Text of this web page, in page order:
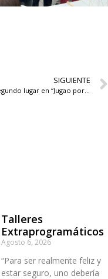
SIGUIENTE
Equipo de Debate recibe premio al segundo lugar en “Jugao por la Infancia”
Talleres
Extraprogramáticos
Agosto 6, 2026
“Para ser realmente feliz y
estar seguro, uno debería